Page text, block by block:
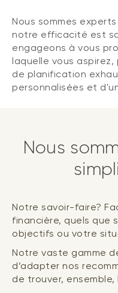
Nous sommes
notre efficacité est
engageons à vous
laquelle vous
de planification
personnalisées et
Nous
Notre savoir-faire?
financière, quels que
objectifs ou votre
Notre vaste gamme
d’adapter nos
de trouver,